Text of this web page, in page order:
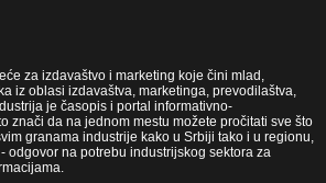
za izdavaštvo i marketing koje čini mlad,
iz oblasi izdavaštva, marketinga, prevodilaštva,
je časopis i portal informativno-
znači da na jednom mestu možete pročitati sve što
granama industrije kako u Srbiji tako i u regionu,
odgovor na potrebu industrijskog sektora za